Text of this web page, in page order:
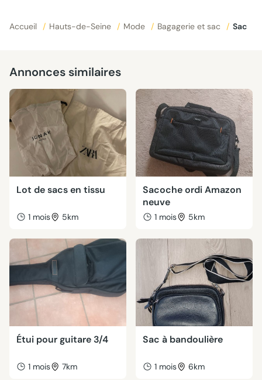
Accueil / Hauts-de-Seine / Mode / Bagagerie et sac / Sac
Annonces similaires
Lot de sacs en tissu
1 mois 5km
Sacoche ordi Amazon
neuve
1 mois 5km
Étui pour guitare 3/4
1 mois 7km
Sac à bandoulière
1 mois 6km